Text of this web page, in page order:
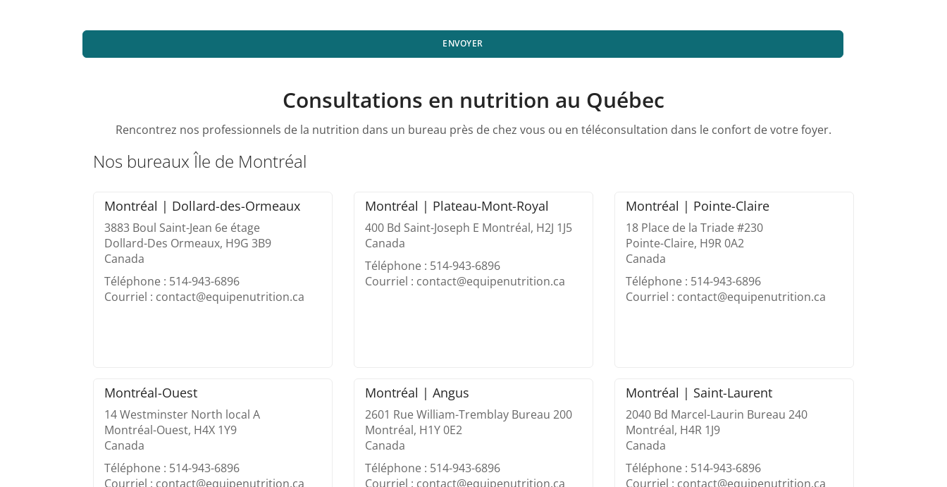
ENVOYER
Consultations en nutrition au Québec
Rencontrez nos professionnels de la nutrition dans un bureau près de chez vous ou en téléconsultation dans le confort de votre foyer.
Nos bureaux Île de Montréal
Montréal | Dollard-des-Ormeaux
3883 Boul Saint-Jean 6e étage
Dollard-Des Ormeaux, H9G 3B9
Canada
Téléphone : 514-943-6896
Courriel : contact@equipenutrition.ca
Montréal | Plateau-Mont-Royal
400 Bd Saint-Joseph E Montréal, H2J 1J5
Canada
Téléphone : 514-943-6896
Courriel : contact@equipenutrition.ca
Montréal | Pointe-Claire
18 Place de la Triade #230
Pointe-Claire, H9R 0A2
Canada
Téléphone : 514-943-6896
Courriel : contact@equipenutrition.ca
Montréal-Ouest
14 Westminster North local A
Montréal-Ouest, H4X 1Y9
Canada
Téléphone : 514-943-6896
Courriel : contact@equipenutrition.ca
Montréal | Angus
2601 Rue William-Tremblay Bureau 200
Montréal, H1Y 0E2
Canada
Téléphone : 514-943-6896
Courriel : contact@equipenutrition.ca
Montréal | Saint-Laurent
2040 Bd Marcel-Laurin Bureau 240
Montréal, H4R 1J9
Canada
Téléphone : 514-943-6896
Courriel : contact@equipenutrition.ca